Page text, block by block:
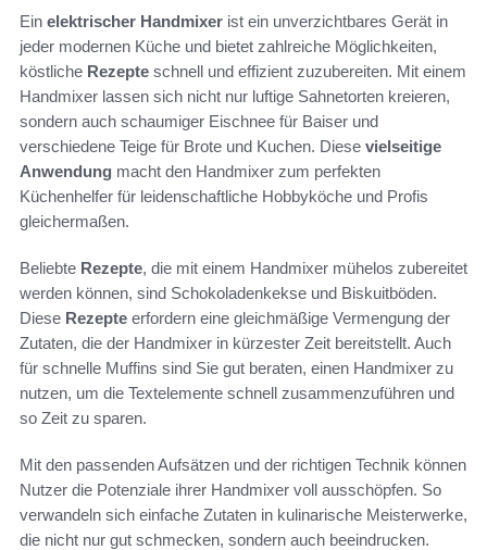
Ein elektrischer Handmixer ist ein unverzichtbares Gerät in
jeder modernen Küche und bietet zahlreiche Möglichkeiten,
köstliche Rezepte schnell und effizient zuzubereiten. Mit einem
Handmixer lassen sich nicht nur luftige Sahnetorten kreieren,
sondern auch schaumiger Eischnee für Baiser und
verschiedene Teige für Brote und Kuchen. Diese vielseitige
Anwendung macht den Handmixer zum perfekten
Küchenhelfer für leidenschaftliche Hobbyköche und Profis
gleichermaßen.
Beliebte Rezepte, die mit einem Handmixer mühelos zubereitet
werden können, sind Schokoladenkekse und Biskuitböden.
Diese Rezepte erfordern eine gleichmäßige Vermengung der
Zutaten, die der Handmixer in kürzester Zeit bereitstellt. Auch
für schnelle Muffins sind Sie gut beraten, einen Handmixer zu
nutzen, um die Textelemente schnell zusammenzuführen und
so Zeit zu sparen.
Mit den passenden Aufsätzen und der richtigen Technik können
Nutzer die Potenziale ihrer Handmixer voll ausschöpfen. So
verwandeln sich einfache Zutaten in kulinarische Meisterwerke,
die nicht nur gut schmecken, sondern auch beeindrucken.